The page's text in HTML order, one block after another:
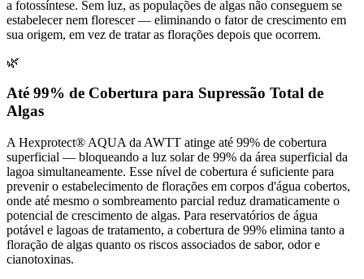
a fotossíntese. Sem luz, as populações de algas não conseguem se
estabelecer nem florescer — eliminando o fator de crescimento em
sua origem, em vez de tratar as florações depois que ocorrem.
🌿
Até 99% de Cobertura para Supressão Total de
Algas
A Hexprotect® AQUA da AWTT atinge até 99% de cobertura
superficial — bloqueando a luz solar de 99% da área superficial da
lagoa simultaneamente. Esse nível de cobertura é suficiente para
prevenir o estabelecimento de florações em corpos d'água cobertos,
onde até mesmo o sombreamento parcial reduz dramaticamente o
potencial de crescimento de algas. Para reservatórios de água
potável e lagoas de tratamento, a cobertura de 99% elimina tanto a
floração de algas quanto os riscos associados de sabor, odor e
cianotoxinas.